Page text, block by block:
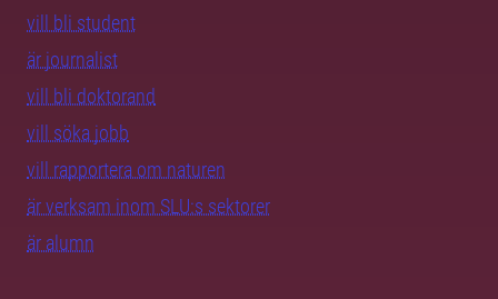
vill bli student
är journalist
vill bli doktorand
vill söka jobb
vill rapportera om naturen
är verksam inom SLU:s sektorer
är alumn